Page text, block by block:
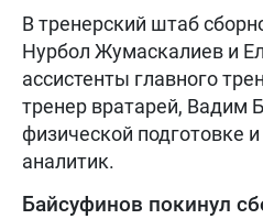
В тренерский штаб
Нурбол Жумаскалиев и
ассистенты главного
тренер вратарей, Вадим
физической подготовке
аналитик.
Байсуфинов покинул